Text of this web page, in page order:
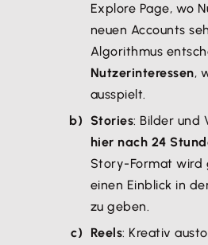
Explore Page, wo
neuen Accounts
Algorithmus
Nutzerinteressen,
ausspielt.
Stories: Bilder und
hier nach 24
Story-Format wird
einen Einblick in
zu geben.
Reels: Kreativ